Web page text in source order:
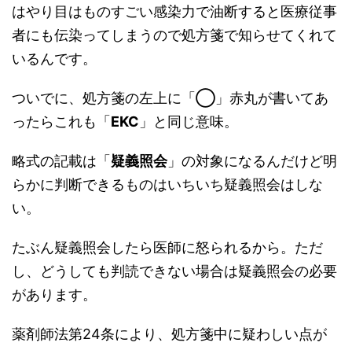
はやり目はものすごい感染力で油断すると医療従事
者にも伝染ってしまうので処方箋で知らせてくれて
いるんです。
ついでに、処方箋の左上に「◯ 」赤丸が書いてあ
ったらこれも「EKC 」と同じ意味。
略式の記載は「疑義照会」の対象になるんだけど明
らかに判断できるものはいちいち疑義照会はしな
い。
たぶん疑義照会したら医師に怒られるから。ただ
し、どうしても判読できない場合は疑義照会の必要
があります。
薬剤師法第24条により、処方箋中に疑わしい点が